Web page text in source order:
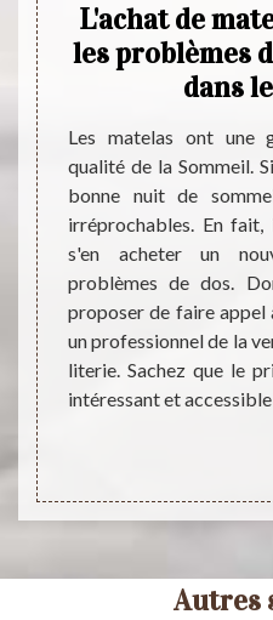
faire
qui
prix
Son
à
vous
L'achat de
les problèmes
dans
Les matelas ont une
qualité de la Sommeil.
bonne nuit de
irréprochables. En
s'en acheter un
problèmes de dos.
proposer de faire appel
un professionnel de la
literie. Sachez que le
intéressant et
Autres